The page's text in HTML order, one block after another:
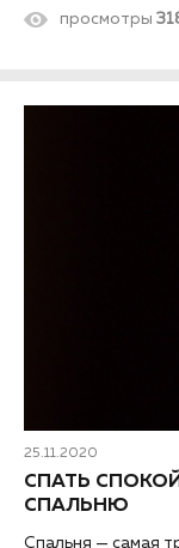
просмотры
25.11.2020
СПАТЬ
СПАЛЬНЮ
Спальня — самая